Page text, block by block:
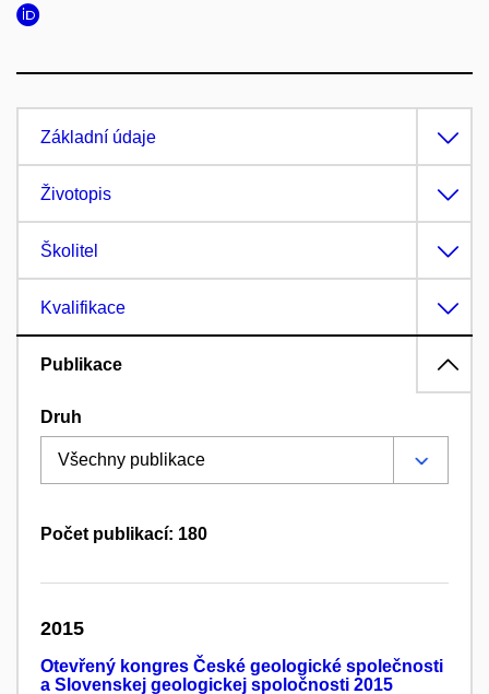
Základní údaje
Životopis
Školitel
Kvalifikace
Publikace
Druh
Počet publikací: 180
2015
Otevřený kongres České geologické společnosti
a Slovenskej geologickej spoločnosti 2015